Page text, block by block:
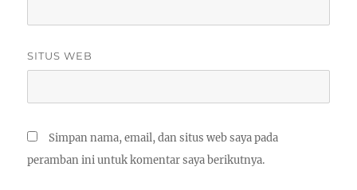
SITUS WEB
Simpan nama, email, dan situs web saya pada
peramban ini untuk komentar saya berikutnya.